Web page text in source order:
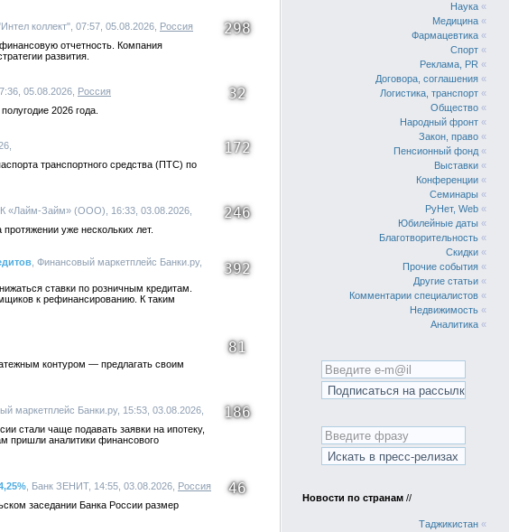
коллект", 07:57, 05.08.2026, Россия 298
отчетность. Компания
развития.
05.08.2026, Россия 32
2026 года.
172
транспортного средства (ПТС) по
«Лайм-Займ» (ООО), 16:33, 03.08.2026, 246
уже нескольких лет.
, Финансовый маркетплейс Банки.ру,
392
ставки по розничным кредитам.
к рефинансированию. К таким
81
контуром — предлагать своим
маркетплейс Банки.ру, 15:53, 03.08.2026, 186
стали чаще подавать заявки на ипотеку,
пришли аналитики финансового
, Банк ЗЕНИТ, 14:55, 03.08.2026, Россия 46
заседании Банка России размер
Наука «
Медицина «
Фармацевтика «
Спорт «
Реклама, PR «
Договора, соглашения «
Логистика, транспорт «
Общество «
Народный фронт «
Закон, право «
Пенсионный фонд «
Выставки «
Конференции «
Семинары «
РуНет, Web «
Юбилейные даты «
Благотворительность «
Скидки «
Прочие события «
Другие статьи «
Комментарии специалистов «
Недвижимость «
Аналитика «
Новости по странам //
Таджикистан «